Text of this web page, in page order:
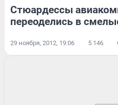
Стюардессы
переоделись в
29 ноября, 2012, 19:06 5 146